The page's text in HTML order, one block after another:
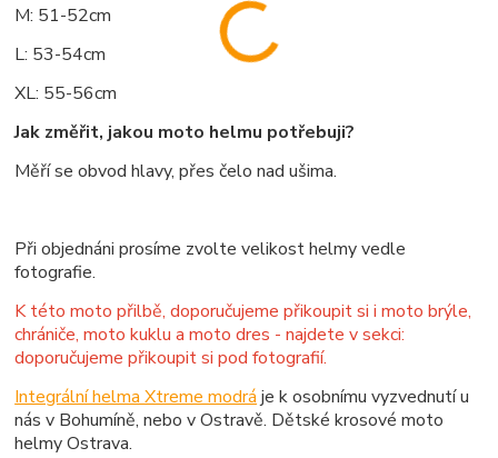
M: 51-52cm
L: 53-54cm
XL: 55-56cm
Jak změřit, jakou moto helmu potřebuji?
Měří se obvod hlavy, přes čelo nad ušima.
Při objednáni prosíme zvolte velikost helmy vedle
fotografie.
K této moto přilbě, doporučujeme přikoupit si i moto brýle,
chrániče, moto kuklu a moto dres - najdete v sekci:
doporučujeme přikoupit si pod fotografií.
Integrální helma Xtreme modrá je k osobnímu vyzvednutí u
nás v Bohumíně, nebo v Ostravě. Dětské krosové moto
helmy Ostrava.